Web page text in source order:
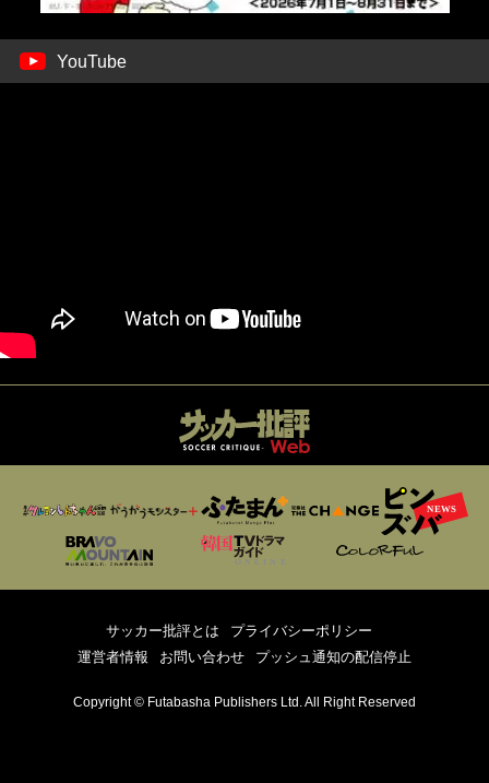
YouTube
サッカー批評とは
プライバシーポリシー
運営者情報
お問い合わせ プッシュ通知の配信停止
Copyright © Futabasha Publishers Ltd. All Right Reserved